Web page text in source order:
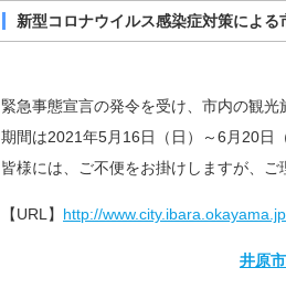
新型コロナウイルス感染症対策によ
緊急事態宣言の発令を受け、市内の観光
期間は2021年5月16日（日）～6月20日
皆様には、ご不便をお掛けしますが、ご
【URL】 http://
井原